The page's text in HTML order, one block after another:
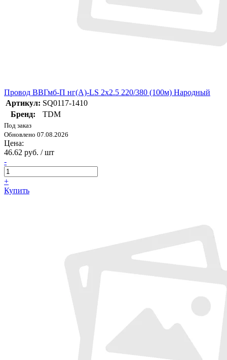
Провод ВВГмб-П нг(А)-LS 2х2.5 220/380 (100м) Народный
Артикул: SQ0117-1410
Бренд:
TDM
Под заказ
Обновлено 07.08.2026
Цена:
46.62 руб. / шт
-
+
Купить